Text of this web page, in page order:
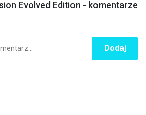
Evolved Edition - komentarze
Dodaj